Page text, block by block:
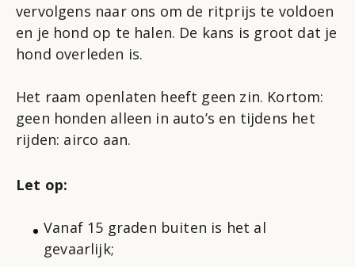
vervolgens naar ons om de ritprijs te voldoen
en je hond op te halen. De kans is groot dat je
hond overleden is.
Het raam openlaten heeft geen zin. Kortom:
geen honden alleen in auto’s en tijdens het
rijden: airco aan.
Let op:
Vanaf 15 graden buiten is het al
gevaarlijk;